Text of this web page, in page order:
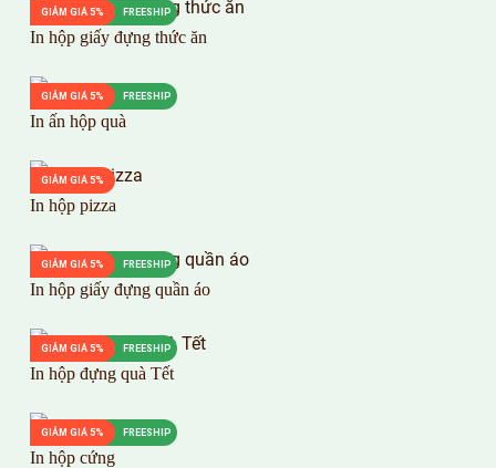
GIẢM GIÁ 5% FREESHIP
In hộp giấy đựng thức ăn
GIẢM GIÁ 5% FREESHIP
In ấn hộp quà
GIẢM GIÁ 5%
In hộp pizza
GIẢM GIÁ 5% FREESHIP
In hộp giấy đựng quần áo
GIẢM GIÁ 5% FREESHIP
In hộp đựng quà Tết
GIẢM GIÁ 5% FREESHIP
In hộp cứng